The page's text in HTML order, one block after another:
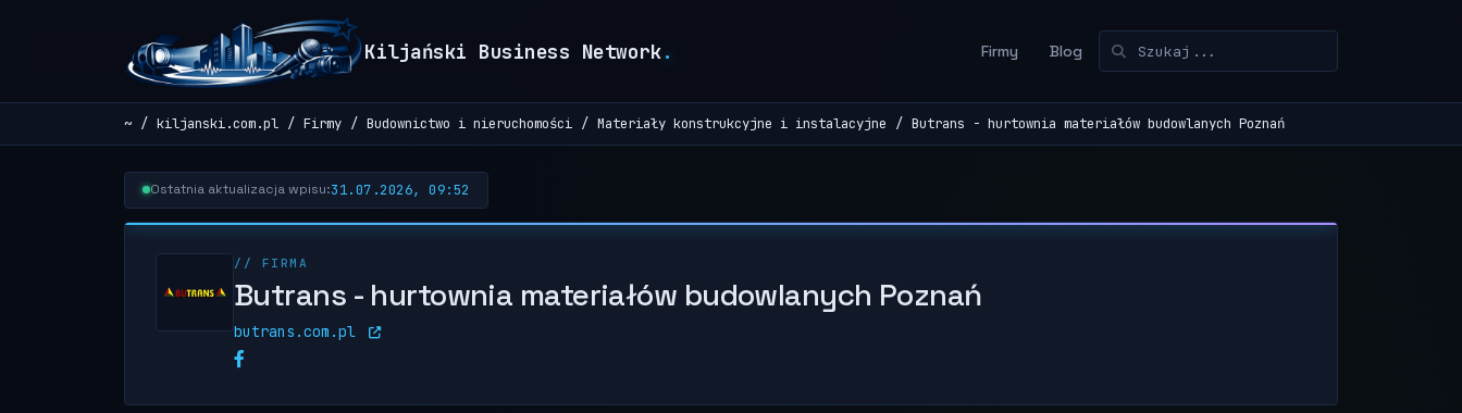
Kiljański Business Network. Firmy Blog
~ kiljanski.com.pl Firmy Budownictwo i nieruchomości Materiały konstrukcyjne i instalacyjne Butrans - hurtownia materiałów budowlanych Poznań
Ostatnia aktualizacja wpisu:31.07.2026, 09:52
// FIRMA
Butrans - hurtownia materiałów budowlanych Poznań
butrans.com.pl